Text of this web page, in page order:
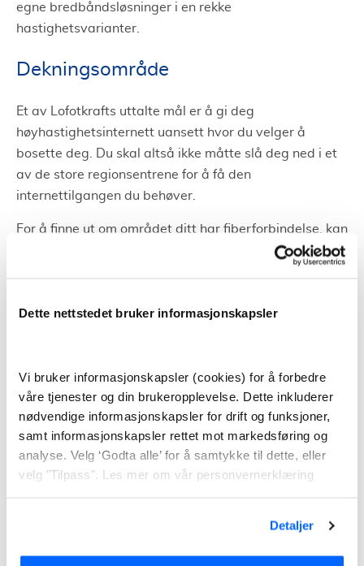
Dette nettstedet bruker informasjonskapsler
Vi bruker informasjonskapsler (cookies) for å forbedre
våre tjenester og din brukeropplevelse. Dette inkluderer
nødvendige informasjonskapsler for drift og funksjoner,
samt informasjonskapsler rettet mot markedsføring og
analyse. Velg ‘Godta alle’ for å samtykke til dette, eller
velg "Tilpass". Les mer om vår personvernerklæring
Detaljer
egne bredbåndsløsninger i en rekke
hastighetsvarianter.
Dekningsområde
Et av Lofotkrafts uttalte mål er å gi deg
høyhastighetsinternett uansett hvor du velger å
bosette deg. Du skal altså ikke måtte slå deg ned i et
av de store regionsentrene for å få den
internettilgangen du behøver.
For å finne ut om området ditt har fiberforbindelse, kan
du sjekke dekningskartet på Lofotkrafts nettsider. Her
seg å være fiberdekning i området du bor i, kan du
Tilleggstjenester
En evig utfordring i store husstander med mange rom
og flere etasjer er dårlig signal på det trådløse
nettverket. Altibox’ løsning på dette problemet kalles
“Altibox WiFi Pluss”. Dette er en kraftig
hjemmet. WiFi Pluss koster deg 990,- og er kompatibel